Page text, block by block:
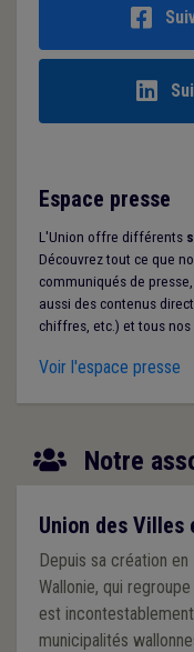
Espace presse
L'Union offre différents
Découvrez tout ce que
communiqués de
aussi des contenus
chiffres, etc.) et tous nos
Voir l'espace presse
Notre
Union des Villes
Depuis sa création
Wallonie, qui
est
municipalités